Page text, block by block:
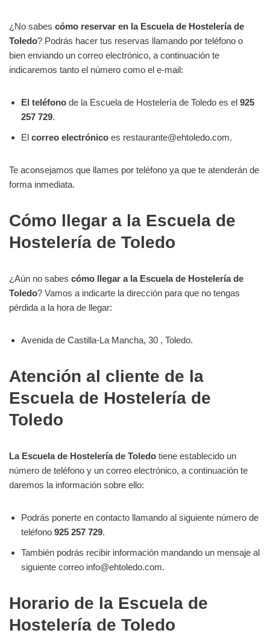
¿No sabes cómo reservar en la Escuela de Hostelería de
Toledo? Podrás hacer tus reservas llamando por teléfono o
bien enviando un correo electrónico, a continuación te
indicaremos tanto el número como el e-mail:
El teléfono de la Escuela de Hostelería de Toledo es el 925
257 729.
El correo electrónico es restaurante@ehtoledo.com.
Te aconsejamos que llames por teléfono ya que te atenderán de
forma inmediata.
Cómo llegar a la Escuela de
Hostelería de Toledo
¿Aún no sabes cómo llegar a la Escuela de Hostelería de
Toledo? Vamos a indicarte la dirección para que no tengas
pérdida a la hora de llegar:
Avenida de Castilla-La Mancha, 30 , Toledo.
Atención al cliente de la
Escuela de Hostelería de
Toledo
La Escuela de Hostelería de Toledo tiene establecido un
número de teléfono y un correo electrónico, a continuación te
daremos la información sobre ello:
Podrás ponerte en contacto llamando al siguiente número de
teléfono 925 257 729.
También podrás recibir información mandando un mensaje al
siguiente correo info@ehtoledo.com.
Horario de la Escuela de
Hostelería de Toledo